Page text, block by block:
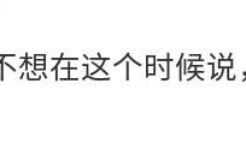
想在这个时候